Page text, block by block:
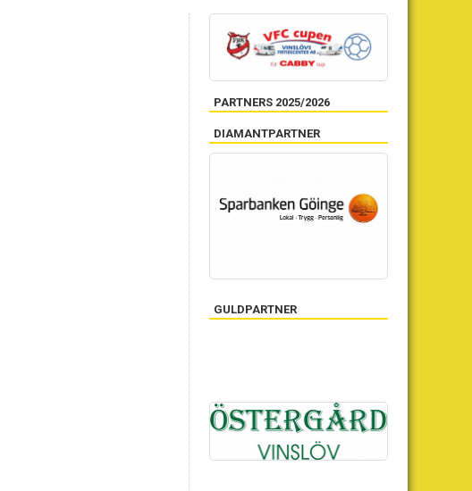
PARTNERS 2025/2026
DIAMANTPARTNER
GULDPARTNER